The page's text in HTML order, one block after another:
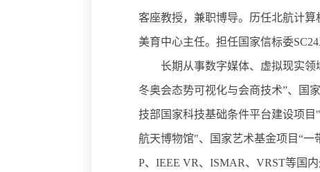
客座教授，兼职博导。历任北航计
美育中心主任。担任国家信标委
长期从事数字媒体、虚拟现实
冬奥会态势可视化与会商技术”、国
技部国家科技基础条件平台建设项
航天博物馆"、国家艺术基金项目“
P、IEEE VR、ISMAR、VRST等国